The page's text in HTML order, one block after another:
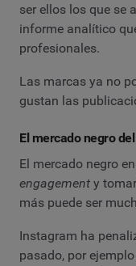
ser ellos los que se
informe analítico
profesionales.
Las marcas ya no
gustan las
El mercado negro
El mercado negro
engagement y
más puede ser
Instagram ha
pasado, por